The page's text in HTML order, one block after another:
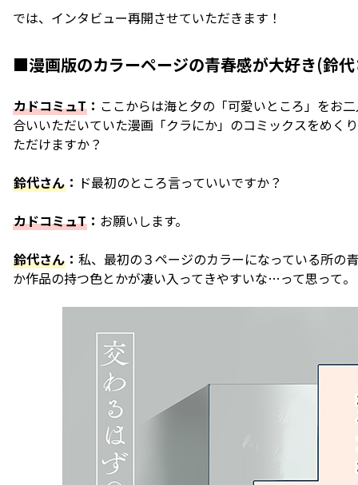
では、インタビュー再開させていただきます！
■漫画版のカラーページの青春感が大好き(鈴
カドコミュT ： ここからは海と夕の「可愛いところ」をお
合いいただいていた漫画「クラにか」のコミックスをめく
ただけますか？
鈴代さん ： ド最初のところ言っていいですか？
カドコミュT ： お願いします。
鈴代さん ： 私、最初の３ページのカラーになっている所の
か作品の持つ色とかが凄い入ってきやすいな…って思って。